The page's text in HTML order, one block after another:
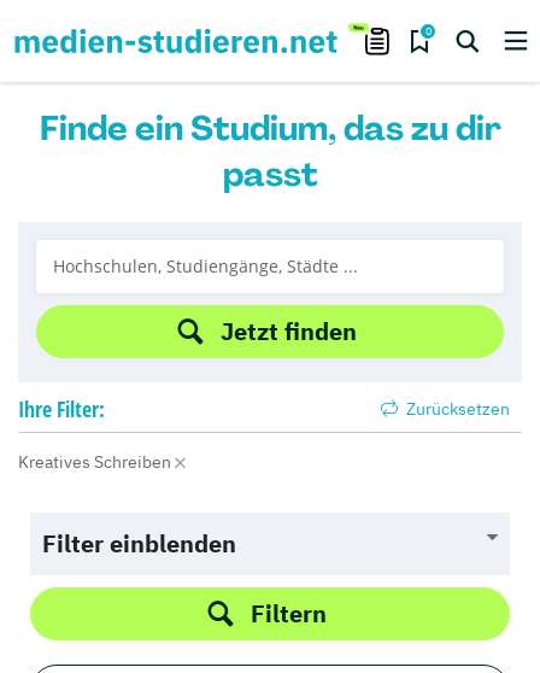
0
Finde ein Studium, das zu dir
passt
Jetzt finden
Ihre Filter: Zurücksetzen
Kreatives Schreiben
Filter einblenden
Filtern